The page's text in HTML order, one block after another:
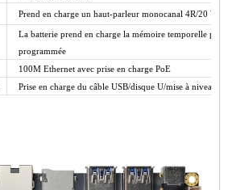
Prend en charge un haut-parleur monocanal 4R/20 W
La batterie prend en charge la mémoire temporelle
programmée
100M Ethernet avec prise en charge PoE
Prise en charge du câble USB/disque U/mise à niveau